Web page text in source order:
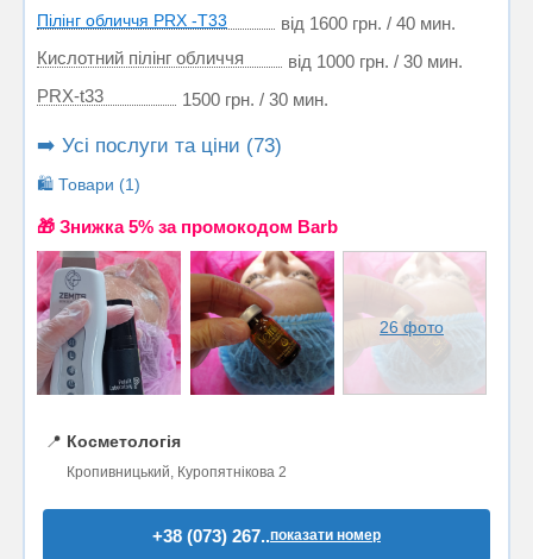
Пілінг обличчя PRX -T33
від 1600 грн. / 40 мин.
Кислотний пілінг обличчя
від 1000 грн. / 30 мин.
PRX-t33
1500 грн. / 30 мин.
➡️ Усі послуги та ціни (73)
🛍️ Товари (1)
🎁 Знижка 5% за промокодом Barb
26 фото
📍 Косметологія
Кропивницький, Куропятнікова 2
+38 (073) 267..показати номер